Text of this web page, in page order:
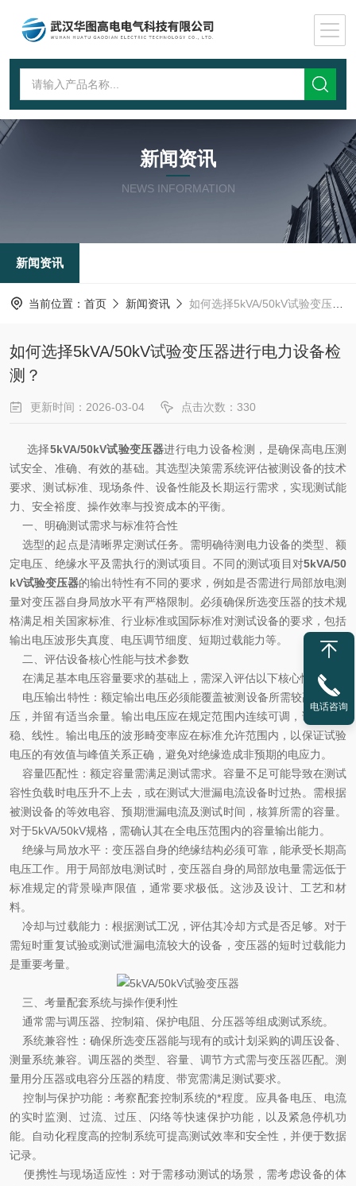
新闻资讯
NEWS INFORMATION
新闻资讯
当前位置： 首页 新闻资讯 如何选择5kVA/50kV试验变压器进行电力设备检测？
如何选择5kVA/50kV试验变压器进行电力设备检
测？
更新时间：2026-03-04 点击次数：330
选择5kVA/50kV试验变压器进行电力设备检测，是确保高电压测
试安全、准确、有效的基础。其选型决策需系统评估被测设备的技术
要求、测试标准、现场条件、设备性能及长期运行需求，实现测试能
力、安全裕度、操作效率与投资成本的平衡。
一、明确测试需求与标准符合性
选型的起点是清晰界定测试任务。需明确待测电力设备的类型、额
定电压、绝缘水平及需执行的测试项目。不同的测试项目对5kVA/50
kV试验变压器的输出特性有不同的要求，例如是否需进行局部放电测
量对变压器自身局放水平有严格限制。必须确保所选变压器的技术规
格满足相关国家标准、行业标准或国际标准对测试设备的要求，包括
输出电压波形失真度、电压调节细度、短期过载能力等。
二、评估设备核心性能与技术参数
在满足基本电压容量要求的基础上，需深入评估以下核心性能：
电压输出特性：额定输出电压必须能覆盖被测设备所需较高试验电
压，并留有适当余量。输出电压应在规定范围内连续可调，调节应平
稳、线性。输出电压的波形畸变率应在标准允许范围内，以保证试验
电压的有效值与峰值关系正确，避免对绝缘造成非预期的电应力。
容量匹配性：额定容量需满足测试需求。容量不足可能导致在测试
容性负载时电压升不上去，或在测试大泄漏电流设备时过热。需根据
被测设备的等效电容、预期泄漏电流及测试时间，核算所需的容量。
对于5kVA/50kV规格，需确认其在全电压范围内的容量输出能力。
绝缘与局放水平：变压器自身的绝缘结构必须可靠，能承受长期高
电压工作。用于局部放电测试时，变压器自身的局部放电量需远低于
标准规定的背景噪声限值，通常要求极低。这涉及设计、工艺和材
料。
冷却与过载能力：根据测试工况，评估其冷却方式是否足够。对于
需短时重复试验或测试泄漏电流较大的设备，变压器的短时过载能力
是重要考量。
三、考量配套系统与操作便利性
通常需与调压器、控制箱、保护电阻、分压器等组成测试系统。
系统兼容性：确保所选变压器能与现有的或计划采购的调压设备、
测量系统兼容。调压器的类型、容量、调节方式需与变压器匹配。测
量用分压器或电容分压器的精度、带宽需满足测试要求。
控制与保护功能：考察配套控制系统的*程度。应具备电压、电流
的实时监测、过流、过压、闪络等快速保护功能，以及紧急停机功
能。自动化程度高的控制系统可提高测试效率和安全性，并便于数据
记录。
便携性与现场适应性：对于需移动测试的场景，需考虑设备的体
电话咨询